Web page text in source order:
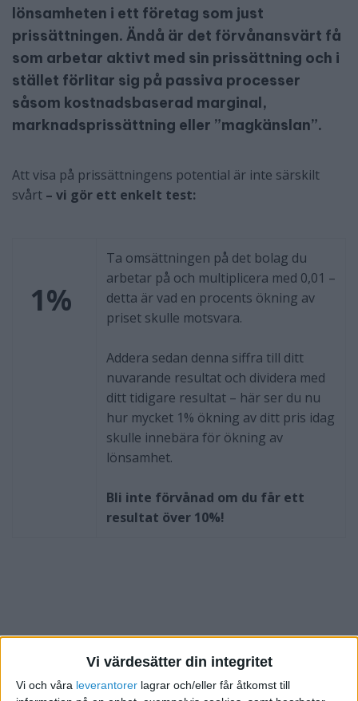
Vi värdesätter din integritet
Vi och våra leverantorer lagrar och/eller får åtkomst till
lönsamheten i ett företag som just
prissättningen. Ändå är det förvånansvärt få
som arbetar aktivt med sin prissättning och i
stället förlitar sig på passiva processer
såsom kostnadsbaserad marginal,
marknadsprissättning eller ”magkänslan”.
Att visa på prissättningens potential är inte särskilt
svårt – vi gör ett enkelt test:
1%
Ta omsättningen på det bolag du
arbetar på och multiplicera med 0,01 –
detta är vad en procents ökning av
priset skulle motsvara.
Addera sedan denna siffra till ditt
nuvarande resultat och dividera med
ditt tidigare resultat – här ser du nu
hur mycket 1% ökning av ditt pris idag
skulle innebära för ökning av
lönsamhet.
Bli inte förvånad om du får ett
resultat över 10%!